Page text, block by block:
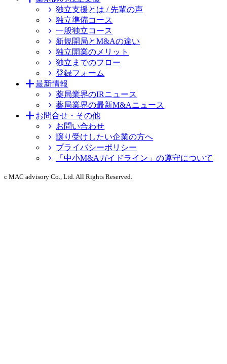
独立支援とは / 先輩の声
独立準備コース
一般独立コース
新規開局とM&Aの違い
独立開業のメリット
独立までのフロー
登録フォーム
最新情報
薬局業界のIRニュース
薬局業界の最新M&Aニュース
お問合せ・その他
お問い合わせ
譲り受けしたい企業の方へ
プライバシーポリシー
「中小M&Aガイドライン」の遵守について
c MAC advisory Co., Ltd. All Rights Reserved.